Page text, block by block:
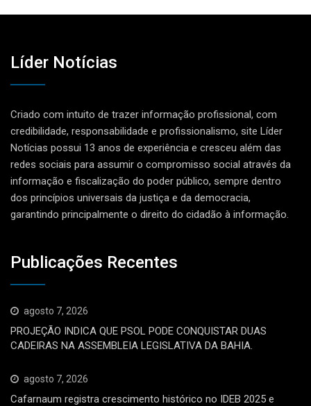
Líder Notícias
Criado com intuito de trazer informação profissional, com
credibilidade, responsabilidade e profissionalismo, site Líder
Notícias possui 13 anos de experiência e cresceu além das
redes sociais para assumir o compromisso social através da
informação e fiscalização do poder público, sempre dentro
dos princípios universais da justiça e da democracia,
garantindo principalmente o direito do cidadão à informação.
Publicações Recentes
agosto 7, 2026
PROJEÇÃO INDICA QUE PSOL PODE CONQUISTAR DUAS
CADEIRAS NA ASSEMBLEIA LEGISLATIVA DA BAHIA.
agosto 7, 2026
Cafarnaum registra crescimento histórico no IDEB 2025 e